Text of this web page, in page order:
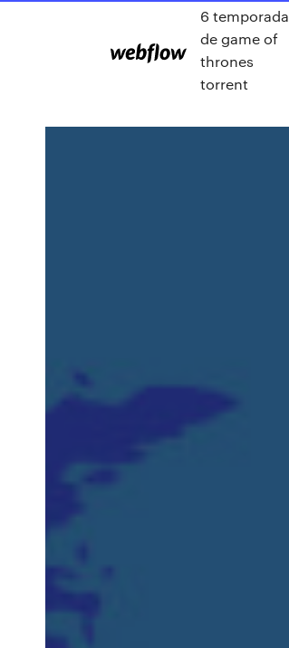
6 temporada
de game of
thrones
torrent